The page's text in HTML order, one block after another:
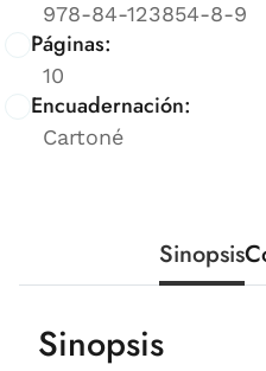
978-84-123854-8-9
Páginas:
10
Encuadernación:
Cartoné
Sinopsis
Sinopsis